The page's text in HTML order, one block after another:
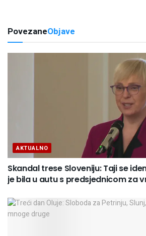
PovezaneObjave
AKTUALNO
Skandal trese Sloveniju: Taji se
je bila u autu s predsjednicom za